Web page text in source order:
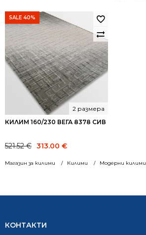
Магазин за килими Килими Модерни килими
SALE 40%
КИЛИМ 160/230 ВЕГА 8378 СИВ
2 размера
521.52€
Original
was:
313.00 €
Current
is:
КОНТАКТИ